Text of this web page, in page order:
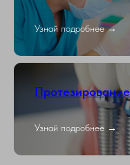
Узнай подробнее →
Протезирование
Узнай подробнее →